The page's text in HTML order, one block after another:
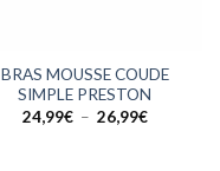
BRAS MOUSSE COUDE
SIMPLE PRESTON
24,99€ – 26,99€Plage